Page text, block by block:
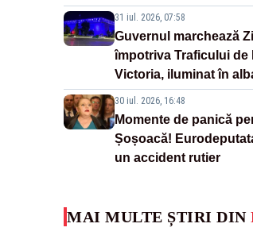
31 iul. 2026, 07:58
Guvernul marchează
împotriva Traficului de
Victoria, iluminat în
30 iul. 2026, 16:48
Momente de panică
Șoșoacă!
un accident rutier
MAI MULTE ȘTIRI DIN